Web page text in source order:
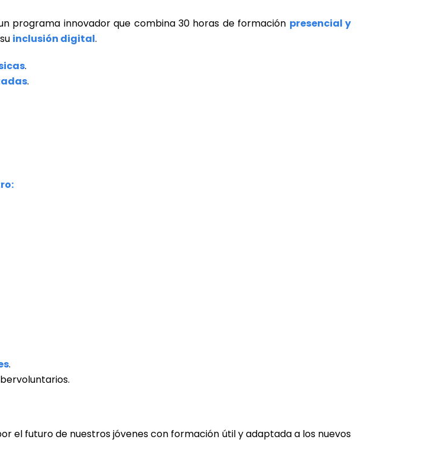
programa innovador que combina 30 horas de formación presencial y
inclusión digital.
.
.
.
el futuro de nuestros jóvenes con formación útil y adaptada a los nuevos